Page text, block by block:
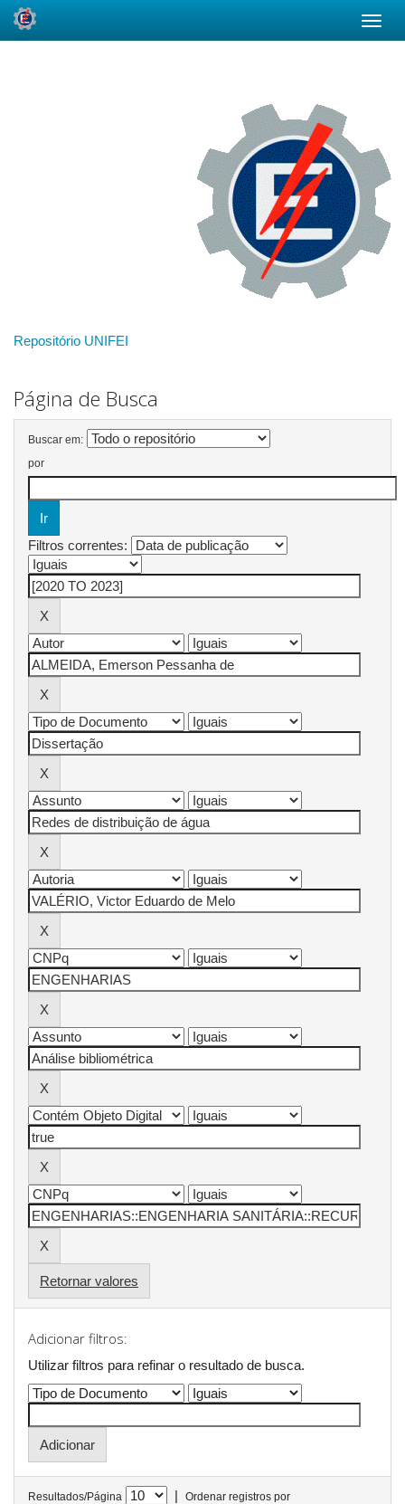
Repositório UNIFEI
Página de Busca
Buscar em:
por
Filtros correntes:
Retornar valores
Adicionar filtros:
Utilizar filtros para refinar o resultado de busca.
Resultados/Página |
Ordenar registros por